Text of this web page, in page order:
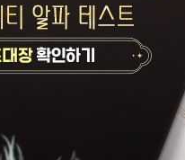
피오나
설정된 타이틀이 없습니다.
GUILD
STOP